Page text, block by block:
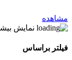
مشاهده
نمایش
فیلتر براساس